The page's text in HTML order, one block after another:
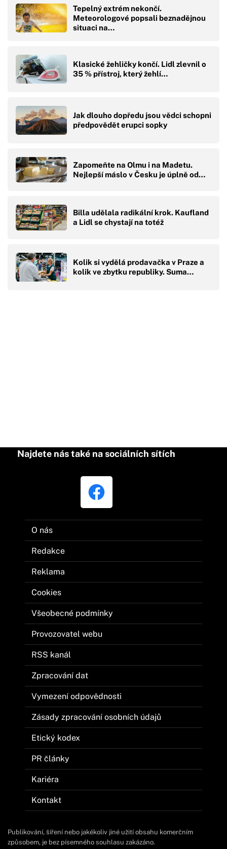
Tepelný extrém nekončí.
Meteorologové popsali beznadějnou
situaci na…
Klasické žehličky končí. Lidl zlevnil o
35 % přístroj, který žehlí…
Jak dlouho dopředu jsou vědci schopni
předpovědět erupci sopky
Zapomeňte na Olmu i na Madetu.
Nejlepší máslo v Česku je úplně od…
Billa udělala radikální krok. Kaufland
a Lidl se chystají na totéž
Kolik si vydělá prodavačka v Praze a
kolik ve zbytku republiky. Suma…
Najdete nás také na sociálních sítích
O nás
Redakce
Reklama
Cookies
Všeobecné podmínky
Provozovatel webu
RSS kanál
Zpracování dat
Vymezení odpovědnosti
Zásady zpracování osobních údajů
Etický kodex
PR články
Kariéra
Kontakt
Publikování, šíření nebo jakékoliv jiné užití obsahu komerčním
způsobem, je bez písemného souhlasu zakázáno.